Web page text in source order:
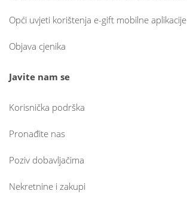
Opći uvjeti korištenja e-gift mobilne aplikacije
Objava cjenika
Javite nam se
Korisnička podrška
Pronađite nas
Poziv dobavljačima
Nekretnine i zakupi